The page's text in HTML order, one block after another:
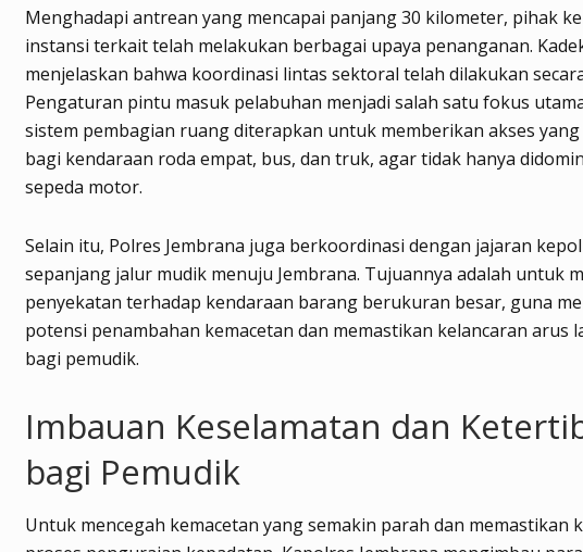
Menghadapi antrean yang mencapai panjang 30 kilometer, pihak
instansi terkait telah melakukan berbagai upaya penanganan.
menjelaskan bahwa koordinasi lintas sektoral telah dilakukan
Pengaturan pintu masuk pelabuhan menjadi salah satu fokus
sistem pembagian ruang diterapkan untuk memberikan akses
bagi kendaraan roda empat, bus, dan truk, agar tidak hanya
sepeda motor.
Selain itu, Polres Jembrana juga berkoordinasi dengan jajaran
sepanjang jalur mudik menuju Jembrana. Tujuannya adalah untuk
penyekatan terhadap kendaraan barang berukuran besar, guna
potensi penambahan kemacetan dan memastikan kelancaran arus
bagi pemudik.
Imbauan Keselamatan dan
bagi Pemudik
Untuk mencegah kemacetan yang semakin parah dan memastikan